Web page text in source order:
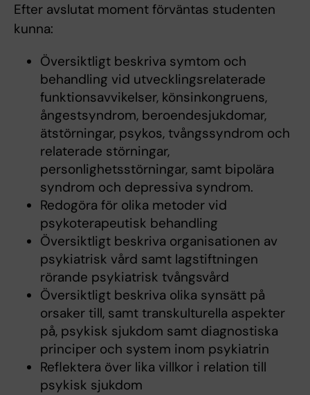
Efter avslutat moment förväntas studenten
kunna:
Översiktligt beskriva symtom och
behandling vid utvecklingsrelaterade
funktionsavvikelser, könsinkongruens,
ångestsyndrom, beroendesjukdomar,
ätstörningar, psykos, tvångssyndrom och
relaterade störningar,
personlighetsstörningar, samt bipolära
syndrom och depressiva syndrom.
Redogöra för olika metoder vid
psykoterapeutisk behandling
Översiktligt beskriva organisationen av
psykiatrisk vård samt lagstiftningen
rörande psykiatrisk tvångsvård
Översiktligt beskriva olika synsätt på
orsaker till, samt transkulturella aspekter
på, psykisk sjukdom samt diagnostiska
principer och system inom psykiatrin
Reflektera över lika villkor i relation till
psykisk sjukdom